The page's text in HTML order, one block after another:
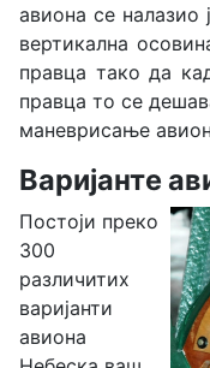
авиона се налазио
вертикална
правца тако да
правца то се
маневрисање
Варијанте
Постоји преко
300
различитих
варијанти
авиона